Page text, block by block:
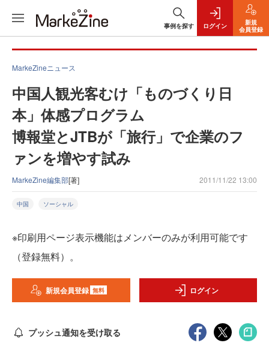
事例を探す ログイン
新規
会員登録
MarkeZineニュース
中国人観光客むけ「ものづくり日
本」体感プログラム
博報堂とJTBが「旅行」で企業のフ
ァンを増やす試み
MarkeZine編集部[著] 2011/11/22 13:00
中国 ソーシャル
※印刷用ページ表示機能はメンバーのみが利用可能です
（登録無料）。
新規会員登録 無料 ログイン
プッシュ通知を受け取る